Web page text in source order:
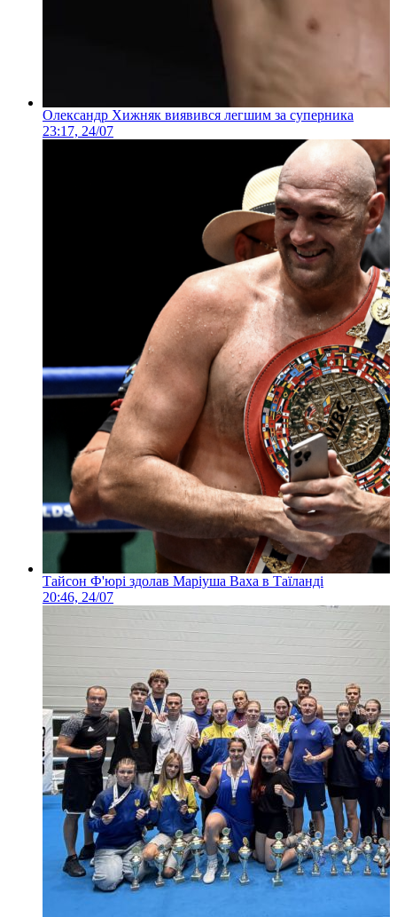
Олександр Хижняк виявився легшим за суперника
23:17, 24/07
Тайсон Ф'юрі здолав Маріуша Ваха в Таїланді
20:46, 24/07